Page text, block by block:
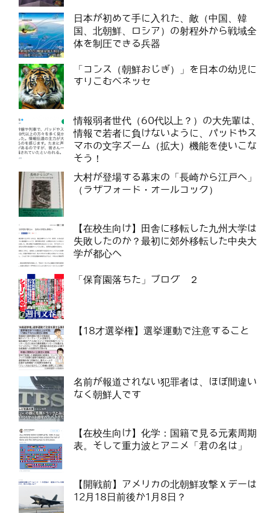
日本が初めて手に入れた、敵（中国、韓
国、北朝鮮、ロシア）の射程外から戦域全
体を制圧できる兵器
「コンス（朝鮮おじぎ）」を日本の幼児に
すりこむベネッセ
情報弱者世代（60代以上？）の大先輩は、
情報で若者に負けないように、パッドやス
マホの文字ズーム（拡大）機能を使いこな
そう！
大村が登場する幕末の「長崎から江戸へ」
（ラザフォード・オールコック）
【在校生向け】田舎に移転した九州大学は
失敗したのか？最初に郊外移転した中央大
学が都心へ
「保育園落ちた」ブログ ２
【18才選挙権】選挙運動で注意すること
名前が報道されない犯罪者は、ほぼ間違い
なく朝鮮人です
【在校生向け】化学：国籍で見る元素周期
表。そして重力波とアニメ「君の名は」
【開戦前】アメリカの北朝鮮攻撃Ｘデーは
12月18日前後か1月8日？